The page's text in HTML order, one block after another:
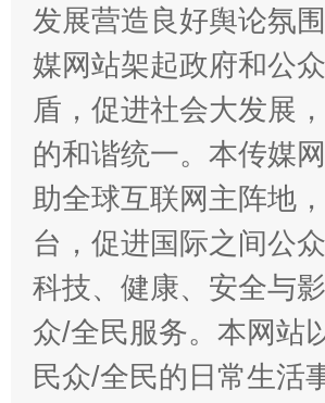
发展营造良好舆论氛
媒网站架起政府和公
盾，促进社会大发展
的和谐统一。本传媒
助全球互联网主阵地
台，促进国际之间公
科技、健康、安全与
众/全民服务。本网站
民众/全民的日常生活